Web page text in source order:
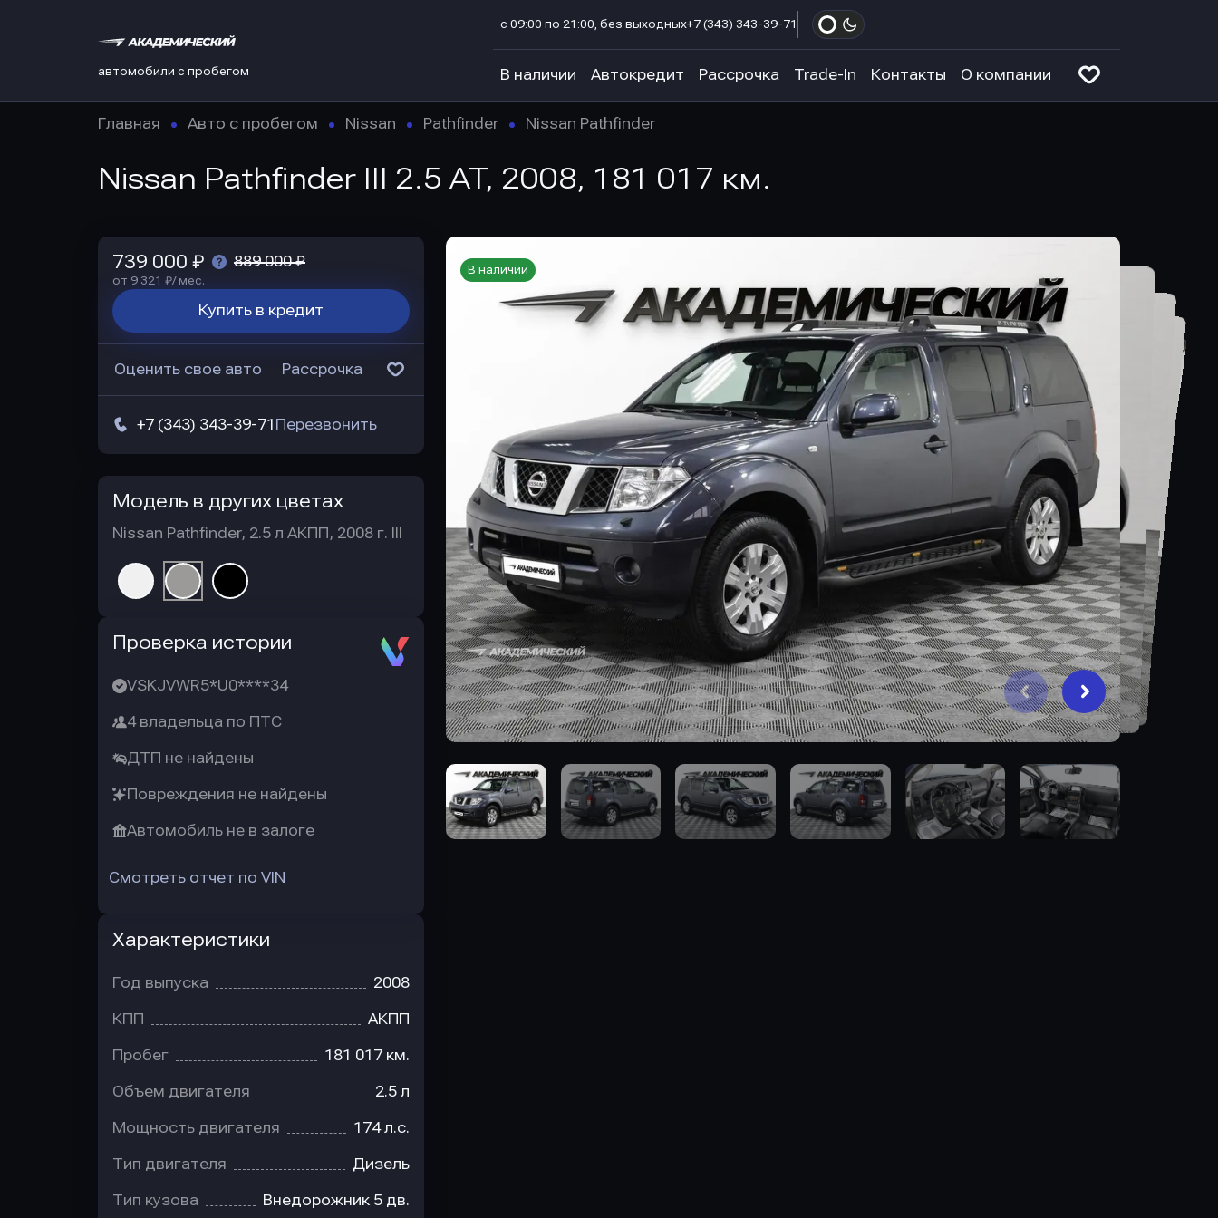
автомобили с пробегом
с 09:00 по 21:00, без выходных+7 (343) 343-39-71
В наличии Автокредит Рассрочка Trade-In Контакты О компании
Главная Авто с пробегом Nissan Pathfinder Nissan Pathfinder
Nissan Pathfinder III 2.5 AT, 2008, 181 017 км.
В наличии
739 000 ₽ 889 000 ₽
от 9 321 ₽/ мес.
Купить в кредит
Оценить свое авто Рассрочка
+7 (343) 343-39-71 Перезвонить
Модель в других цветах
Nissan Pathfinder, 2.5 л АКПП, 2008 г. III
Проверка истории
VSKJVWR5*U0****34
4 владельца по ПТС
ДТП не найдены
Повреждения не найдены
Автомобиль не в залоге
Смотреть отчет по VIN
Характеристики
Год выпуска 2008
КПП АКПП
Пробег 181 017 км.
Объем двигателя 2.5 л
Мощность двигателя 174 л.с.
Тип двигателя Дизель
Тип кузова Внедорожник 5 дв.